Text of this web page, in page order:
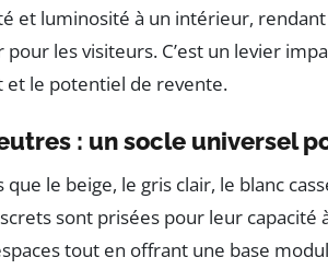
et luminosité à un intérieur,
les visiteurs. C’est un levier
et le potentiel de revente.
: un socle universel
que le beige, le gris clair, le blanc
sont prisées pour leur capacité
tout en offrant une base